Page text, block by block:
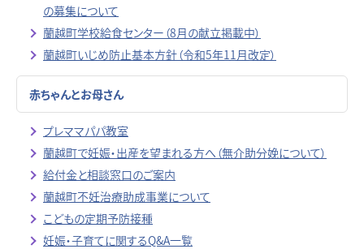
の募集について
蘭越町学校給食センター（8月の献立掲載中）
蘭越町いじめ防止基本方針（令和5年11月改定）
赤ちゃんとお母さん
プレママパパ教室
蘭越町で妊娠・出産を望まれる方へ（無介助分娩について）
給付金と相談窓口のご案内
蘭越町不妊治療助成事業について
こどもの定期予防接種
妊娠・子育てに関するQ&A一覧